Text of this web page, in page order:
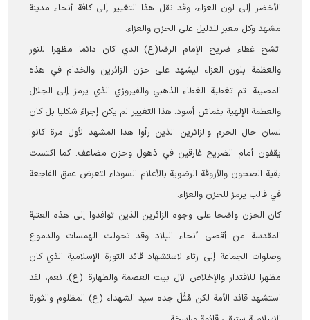
الأخضر إلى لون العزاء، وقد نقل هذا التغيير إلى كافة أنحاء مدينة
مشهد وكل معبر للدلیل علی الحزن والعزاء.
اتشح غطاء ضريح الإمام الرضا(ع) الذي كان دائما مظهرا للنور
والعظمة بلون العزاء لیشهد على حزن الزائرين والخدام في هذه
المصيبة. تم تغطية الغطاء الذهبي والفيروزي الذي يرمز إلى الجلال
والعظمة الإلهية بقماش أسود. هذا التغيير لم يكن إجراءً شكليا بل كان
لسان حال الحرم والزائرین الذين رأوا هذا المشهد لأول مرة كانوا
يقفون أمام الضريح غارقين في ذهول وحزن مضاعف. كما اكتست
بقية الصحون والأروقة الرضوية بالأعلام السوداء لتعرض عمق الفاجعة
في قالب یرمز للحزن والعزاء.
كان الحزن واضحا على وجوه الزائرين الذين توافدوا إلى هذه العتبة
المقدسة من أقصى أنحاء البلاد وقد تحولت الهمسات والدموع
وصلوات الجماعة إلى رثاء لاستشهاد قائد الثورة الإسلامیة الذي كان
مظهرا للاقتدار والإخلاص لآل بيت العصمة والطهارة (ع). نعم، لقد
استشهد قائد الأمة لكن مُثُلَ جده سيد الشهداء (ع) المظلوم والثورة